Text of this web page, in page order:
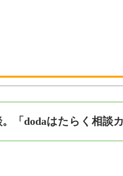
「dodaはたらく相談